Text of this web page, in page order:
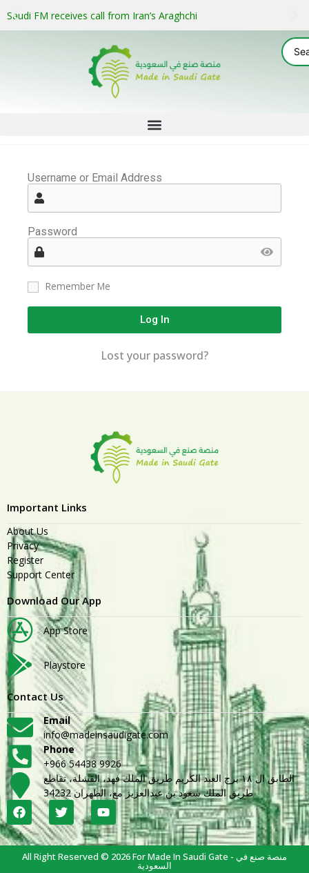
Saudi FM receives call from Iran’s Araghchi
Username or Email Address
Password
Remember Me
Log In
Lost your password?
Important Links
About Us
Privacy
Register
Support Center
Download Our App
App Store
Playstore
Contact Us
Email
info@madeinsaudigate.com
Phone
+966 54438 9926
الطابق ال ١٨ برج العبد الكريم طريق الملك فهد، القشلة، تقاطع
طريق الملك سعود بن عبدالعزيز مع، الظهران 34232
All Right Reserved © 2026 For Made In Saudi Gate - منصة صنع في
السعودية